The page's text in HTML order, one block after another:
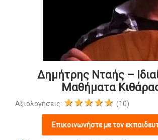
Δημήτρης Νταής –
Μαθήματα
Αξιολογήσεις: ★★★★★ (10)
Επικοινωνήστε με τον